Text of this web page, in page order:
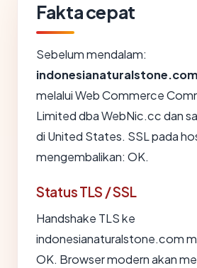
Fakta cepat
Sebelum mendalam:
indonesianaturalstone.com
melalui Web Commerce
Limited dba WebNic.cc dan
di United States. SSL pada
mengembalikan: OK.
Status TLS / SSL
Handshake TLS ke
indonesianaturalstone.com
OK. Browser modern akan